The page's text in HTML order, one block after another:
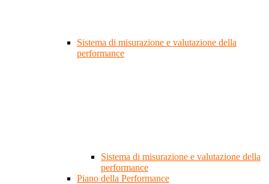
Sistema di misurazione e valutazione della
performance
Sistema di misurazione e valutazione della
performance
Piano della Performance